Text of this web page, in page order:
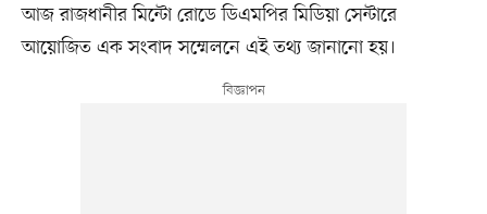
আজ রাজধানীর মিন্টো রোডে ডিএমপির মিডিয়া সেন্টারে
আয়োজিত এক সংবাদ সম্মেলনে এই তথ্য জানানো হয়।